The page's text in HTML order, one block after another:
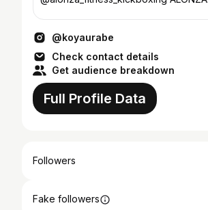
@koyaurabe
Check contact details
Get audience breakdown
Full Profile Data
Followers
Fake followers